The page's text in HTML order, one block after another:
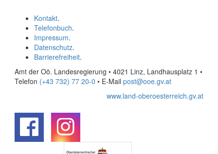
Kontakt.
Telefonbuch.
Impressum.
Datenschutz.
Barrierefreiheit.
Amt der Oö. Landesregierung • 4021 Linz, Landhausplatz 1 •
Telefon (+43 732) 77 20-0 • E-Mail post@ooe.gv.at
www.land-oberoesterreich.gv.at